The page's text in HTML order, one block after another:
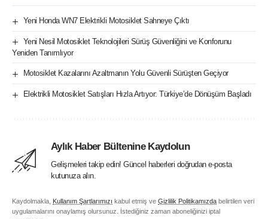
Yeni Honda WN7 Elektrikli Motosiklet Sahneye Çıktı
Yeni Nesil Motosiklet Teknolojileri Sürüş Güvenliğini ve Konforunu
Yeniden Tanımlıyor
Motosiklet Kazalarını Azaltmanın Yolu Güvenli Sürüşten Geçiyor
Elektrikli Motosiklet Satışları Hızla Artıyor: Türkiye’de Dönüşüm Başladı
Aylık Haber Bültenine Kaydolun
Gelişmeleri takip edin! Güncel haberleri doğrudan e-posta
kutunuza alın.
Kaydolmakla, Kullanım Şartlarımızı kabul etmiş ve Gizlilik Politikamızda belirtilen veri
uygulamalarını onaylamış olursunuz. İstediğiniz zaman aboneliğinizi iptal